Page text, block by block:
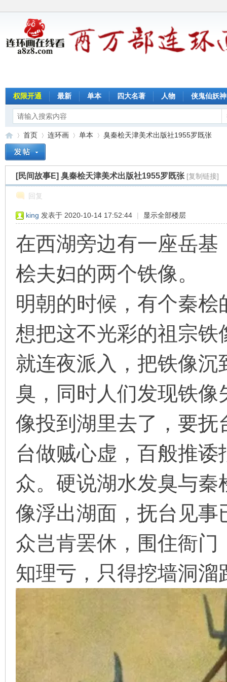
权限开通 最新 单本 四大名著 人物 侠鬼仙妖神
»
首页
›
连环画
›
单本
›
臭秦桧天津美术出版社1955罗既张
[民间故事E] 臭秦桧天津美术出版社1955罗既张 [复制链接]
回复
king 发表于 2020-10-14 17:52:44 | 显示全部楼层
在西湖旁边有一座岳
桧夫妇的两个铁像。
明朝的时候，有个秦
想把这不光彩的祖宗
就连夜派入，把铁像
臭，同时人们发现铁
像投到湖里去了，要
台做贼心虚，百般推
众。硬说湖水发臭与
像浮出湖面，抚台见
众岂肯罢休，围住衙
知理亏，只得挖墙洞溜